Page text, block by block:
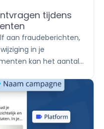
tijdens
aan fraudeberichten,
in je
kan het aantal
een ander reageert
weer een ander
breng je alle
werk onder teams